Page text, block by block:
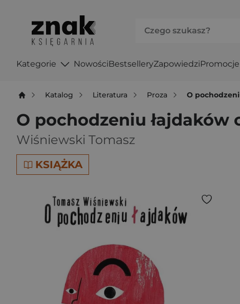
Kategorie NowościBestselleryZapowiedziPromocje
Katalog Literatura Proza O
O pochodzeniu
Wiśniewski Tomasz
KSIĄŻKA